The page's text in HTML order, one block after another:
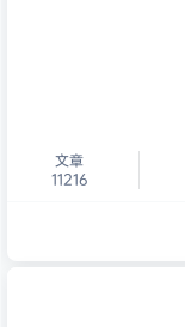
文章
11216